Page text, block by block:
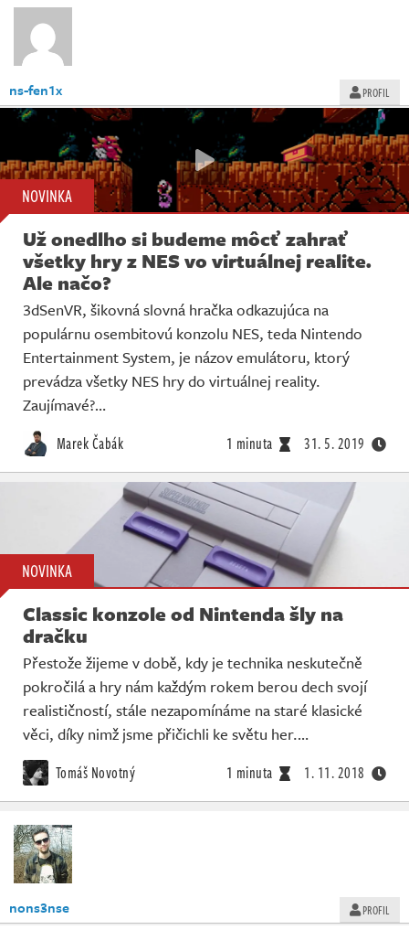
ns-fen1x PROFIL
NOVINKA
Už onedlho si budeme môcť zahrať
všetky hry z NES vo virtuálnej realite.
Ale načo?
3dSenVR, šikovná slovná hračka odkazujúca na
populárnu osembitovú konzolu NES, teda Nintendo
Entertainment System, je názov emulátoru, ktorý
prevádza všetky NES hry do virtuálnej reality.
Zaujímavé?…
Marek Čabák 1 minuta 31. 5. 2019
NOVINKA
Classic konzole od Nintenda šly na
dračku
Přestože žijeme v době, kdy je technika neskutečně
pokročilá a hry nám každým rokem berou dech svojí
realističností, stále nezapomínáme na staré klasické
věci, díky nimž jsme přičichli ke světu her.…
Tomáš Novotný 1 minuta 1. 11. 2018
nons3nse PROFIL